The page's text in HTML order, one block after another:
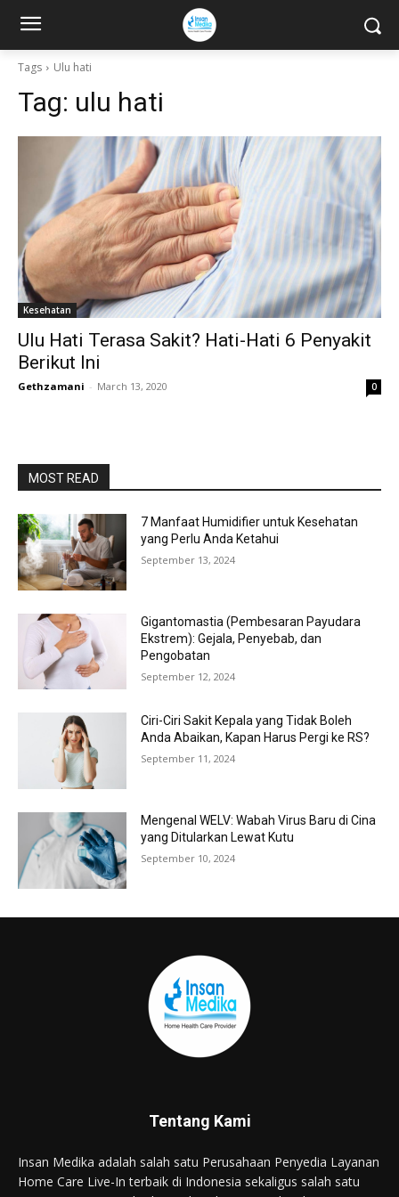
Tags Ulu hati
Tag: ulu hati
Kesehatan
Ulu Hati Terasa Sakit? Hati-Hati 6 Penyakit
Berikut Ini
Gethzamani - March 13, 2020 0
MOST READ
7 Manfaat Humidifier untuk Kesehatan
yang Perlu Anda Ketahui
September 13, 2024
Gigantomastia (Pembesaran Payudara
Ekstrem): Gejala, Penyebab, dan
Pengobatan
September 12, 2024
Ciri-Ciri Sakit Kepala yang Tidak Boleh
Anda Abaikan, Kapan Harus Pergi ke RS?
September 11, 2024
Mengenal WELV: Wabah Virus Baru di Cina
yang Ditularkan Lewat Kutu
September 10, 2024
Tentang Kami
Insan Medika adalah salah satu Perusahaan Penyedia Layanan
Home Care Live-In terbaik di Indonesia sekaligus salah satu